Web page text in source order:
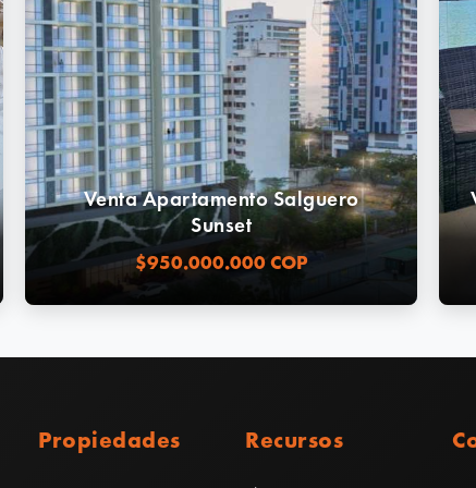
Venta Apartamento Salguero
Sunset
$950.000.000 COP
Propiedades Recursos